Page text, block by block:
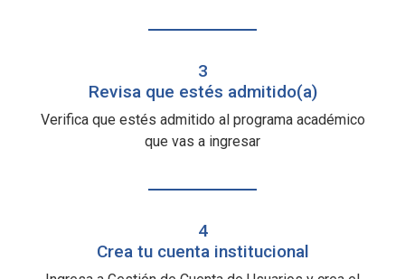
3
Revisa que estés admitido(a)
Verifica que estés admitido al programa académico
que vas a ingresar
4
Crea tu cuenta institucional